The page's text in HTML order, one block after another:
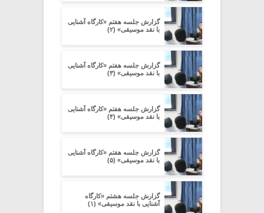
گزارش جلسه هفتم «کارگاه آشنایی
با نقد موسیقی» (۲)
گزارش جلسه هفتم «کارگاه آشنایی
با نقد موسیقی» (۳)
گزارش جلسه هفتم «کارگاه آشنایی
با نقد موسیقی» (۴)
گزارش جلسه هفتم «کارگاه آشنایی
با نقد موسیقی» (۵)
گزارش جلسه هشتم «کارگاه
آشنایی با نقد موسیقی» (۱)